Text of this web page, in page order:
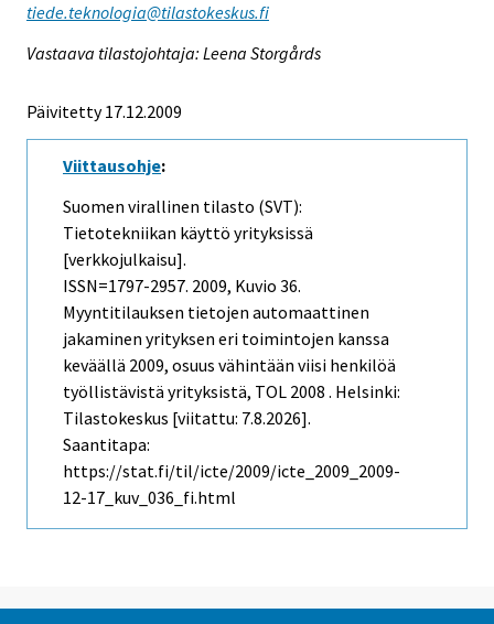
tiede.teknologia@tilastokeskus.fi
Vastaava tilastojohtaja: Leena Storgårds
Päivitetty 17.12.2009
Viittausohje:
Suomen virallinen tilasto (SVT):
Tietotekniikan käyttö yrityksissä
[verkkojulkaisu].
ISSN=1797-2957. 2009, Kuvio 36.
Myyntitilauksen tietojen automaattinen
jakaminen yrityksen eri toimintojen kanssa
keväällä 2009, osuus vähintään viisi henkilöä
työllistävistä yrityksistä, TOL 2008 . Helsinki:
Tilastokeskus [viitattu: 7.8.2026].
Saantitapa:
https://stat.fi/til/icte/2009/icte_2009_2009-
12-17_kuv_036_fi.html